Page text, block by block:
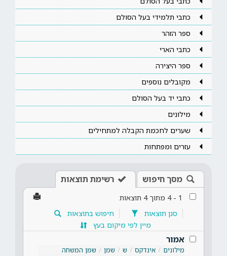
כתבי תלמידי בעל הסולם
ספר הזהר
כתבי הארי
ספר היצירה
מקובלים נוספים
כתבי יד בעל הסולם
מילונים
שערים לחכמת הקבלה למתחילים
עזרים ומפתחות
מסך חיפוש רשימת תוצאות
1
-
4 מתוך4 תוצאות
סנן תוצאות
חיפוש בתוצאות
מיין לפי מיקום בעץ
אמור
מילונים אינדקס ש שמן
שמן המשחה